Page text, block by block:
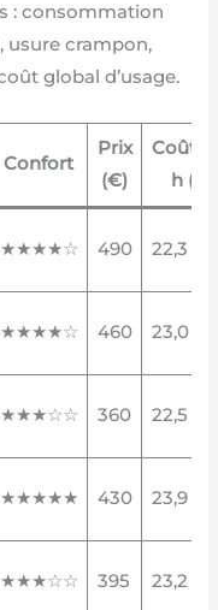
: consommation
usure crampon,
global d’usage.
Confort
Prix
(€)
Coût/
h (€)
★★★★☆ 490 22,3
★★★★☆ 460 23,0
★★★☆☆ 360 22,5
★★★★★ 430 23,9
★★★☆☆ 395 23,2